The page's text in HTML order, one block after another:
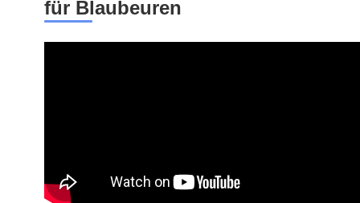
für Blaubeuren